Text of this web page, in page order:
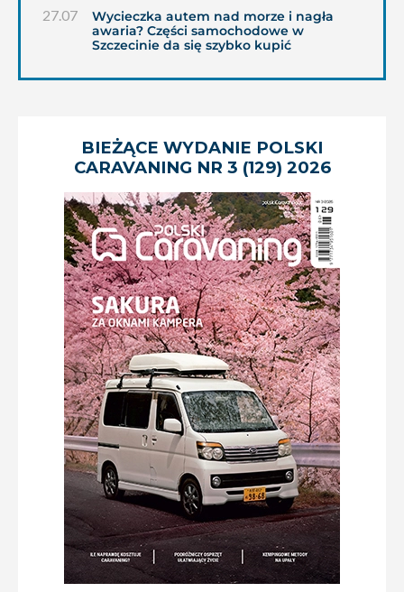
27.07
Wycieczka autem nad morze i nagła
awaria? Części samochodowe w
Szczecinie da się szybko kupić
BIEŻĄCE WYDANIE POLSKI
CARAVANING NR 3 (129) 2026